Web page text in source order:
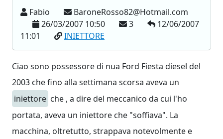
Fabio
BaroneRosso82@Hotmail.com
26/03/2007 10:50
3
12/06/2007
11:01
INIETTORE
Ciao sono possessore di nua Ford Fiesta diesel del
2003 che fino alla settimana scorsa aveva un
iniettore che , a dire del meccanico da cui l'ho
portata, aveva un iniettore che "soffiava". La
macchina, oltretutto, strappava notevolmente e